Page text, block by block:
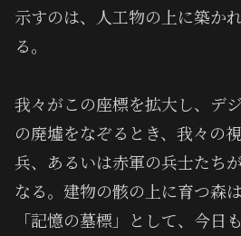
示すのは、人工物の上に築か
る。
我々がこの座標を拡大し、デ
の廃墟をなぞるとき、我々の
兵、あるいは赤軍の兵士たち
なる。建物の骸の上に育つ森
「記憶の墓標」として、今日